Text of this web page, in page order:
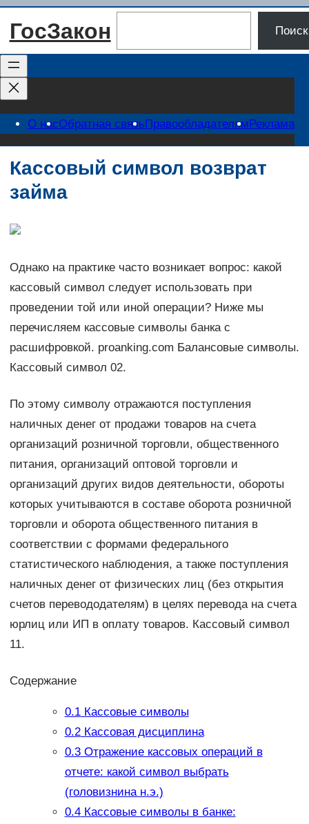
Перейти
ГосЗакон Поиск
О насОбратная связьПравообладателямРеклама
Кассовый символ возврат
займа
Однако на практике часто возникает вопрос: какой
кассовый символ следует использовать при
проведении той или иной операции? Ниже мы
перечисляем кассовые символы банка с
расшифровкой. proanking.com Балансовые символы.
Кассовый символ 02.
По этому символу отражаются поступления
наличных денег от продажи товаров на счета
организаций розничной торговли, общественного
питания, организаций оптовой торговли и
организаций других видов деятельности, обороты
которых учитываются в составе оборота розничной
торговли и оборота общественного питания в
соответствии с формами федерального
статистического наблюдения, а также поступления
наличных денег от физических лиц (без открытия
счетов перевододателям) в целях перевода на счета
юрлиц или ИП в оплату товаров. Кассовый символ
11.
Содержание
0.1Кассовые символы
0.2Кассовая дисциплина
0.3Отражение кассовых операций в
отчете: какой символ выбрать
(головизнина н.э.)
0.4Кассовые символы в банке: